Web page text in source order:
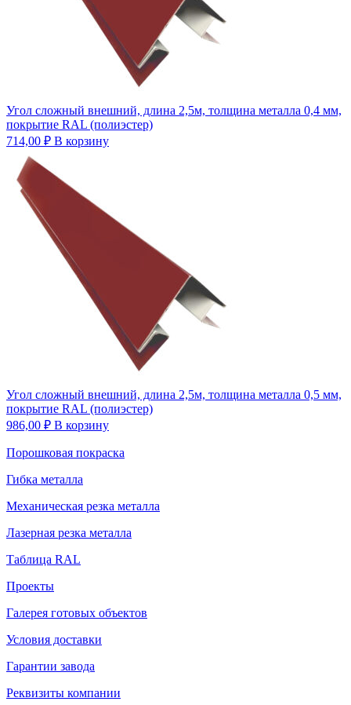
Угол сложный внешний, длина 2,5м, толщина металла 0,4 мм,
покрытие RAL (полиэстер)
714,00 ₽ В корзину
Угол сложный внешний, длина 2,5м, толщина металла 0,5 мм,
покрытие RAL (полиэстер)
986,00 ₽ В корзину
Порошковая покраска
Гибка металла
Механическая резка металла
Лазерная резка металла
Таблица RAL
Проекты
Галерея готовых объектов
Условия доставки
Гарантии завода
Реквизиты компании